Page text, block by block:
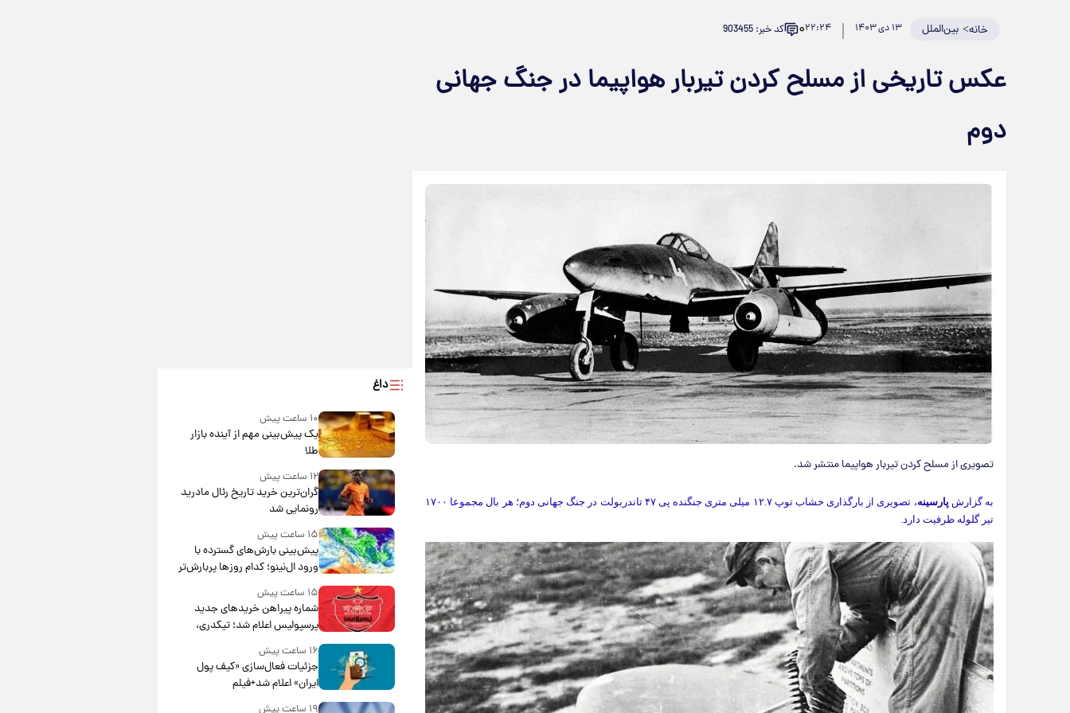
خانه> بین‌الملل ۱۳ دی ۱۴۰۳ ۲۲:۲۴۰ کد خبر: 903455
عکس تاریخی از مسلح کردن تیربار هواپیما در جنگ جهانی
دوم
تصویری از مسلح کردن تیربار هواپیما منتشر شد.
به گزارش پارسینه
، تصویری از بارگذاری خشاب توپ ۱۲.۷ میلی متری جنگنده پی ۴۷ تاندربولت در جنگ جهانی دوم؛ هر بال مجموعا ۱۷۰۰
تیر گلوله ظرفیت دارد.
داغ
۱۰ ساعت پیش
یک پیش‌بینی مهم از آینده بازار
طلا
۱۲ ساعت پیش
گران‌ترین خرید تاریخ رئال مادرید
رونمایی شد
۱۵ ساعت پیش
پیش‌بینی بارش‌های گسترده با
ورود ال‌نینو؛ کدام روزها پربارش‌تر
خواهند بود؟
۱۵ ساعت پیش
شماره پیراهن خریدهای جدید
پرسپولیس اعلام شد؛ تیکدری،
محبی و سرگیف با اعداد ویژه
۱۶ ساعت پیش
جزئیات فعال‌سازی «کیف پول
ایران» اعلام شد+فیلم
۱۹ ساعت پیش